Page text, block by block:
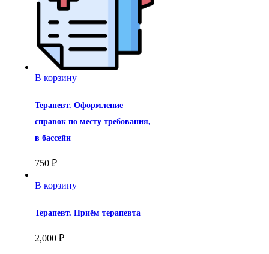
В корзину
Терапевт. Оформление
справок по месту требования,
в бассейн
750 ₽
В корзину
Терапевт. Приём терапевта
2,000 ₽